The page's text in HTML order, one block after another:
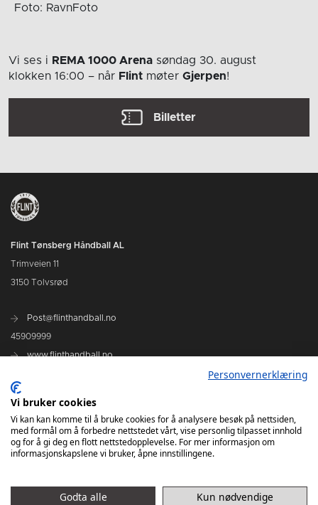
Foto: RavnFoto
Vi ses i REMA 1000 Arena søndag 30. august
klokken 16:00 – når Flint møter Gjerpen!
Billetter
Flint Tønsberg Håndball AL
Trimveien 11
3150 Tolvsrød
Post@flinthandball.no
45909999
www.flinthandball.no
Personvernerklæring
Vi bruker cookies
Vi kan kan komme til å bruke cookies for å analysere besøk på nettsiden,
med formål om å forbedre nettstedet vårt, vise personlig tilpasset innhold
og for å gi deg en flott nettstedopplevelse. For mer informasjon om
informasjonskapslene vi bruker, åpne innstillingene.
Godta alle Kun nødvendige